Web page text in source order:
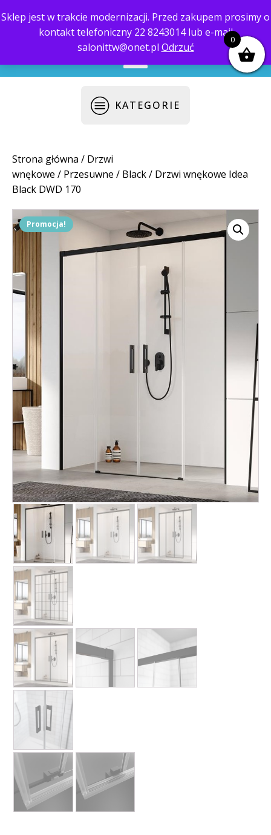
Sklep jest w trakcie modernizacji. Przed zakupem prosimy o
kontakt telefoniczny 22 8243014 lub e-mail
salonittw@onet.pl Odrzuć
biuro@saloni.pl 22 559-10-50
KATEGORIE
Strona główna / Drzwi
wnękowe / Przesuwne / Black/ Drzwi wnękowe Idea
Black DWD 170
Promocja!
0